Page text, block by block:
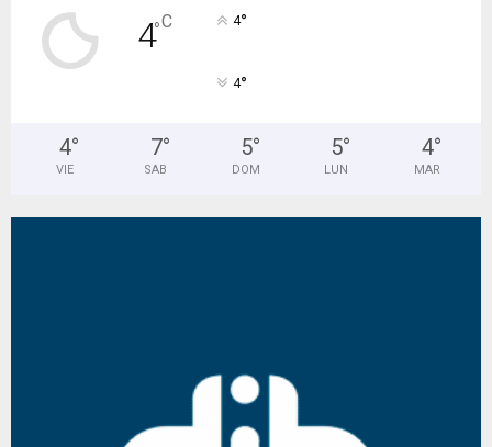
4°C 4°
4°
4°
VIE
7°
SAB
5°
DOM
5°
LUN
4°
MAR